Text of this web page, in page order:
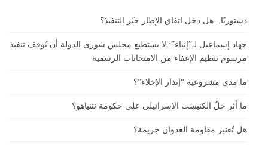
دستوريًا.. هل دخل اتفاق الإطار حيّز التنفيذ؟
جهاد إسماعيل لـ”إنباء”: لا يستطيع مجلس شورى الدولة أن يُوقف تنفيذ
مرسوم تنظيم الإعفاء من الامتحانات الرسمية
ما مدى مشروعية “إنذار الإخلاء”؟
ما أثر حلّ الكنيست الاسرائيلي على حكومة نتنياهو؟
هل تُعتبر مقاومة العدوان جريمة؟